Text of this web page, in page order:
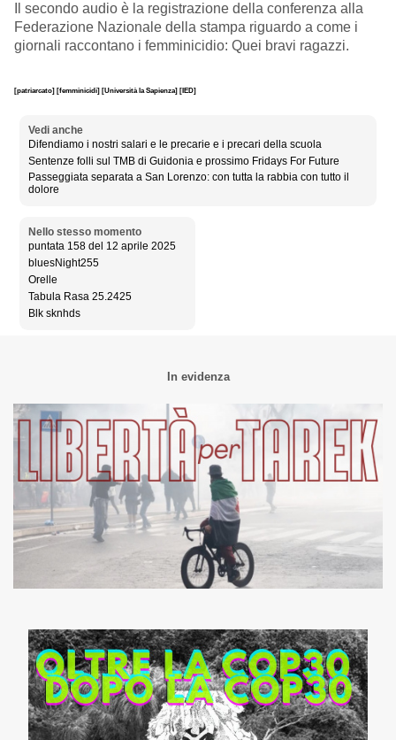
Il secondo audio è la registrazione della conferenza alla
Federazione Nazionale della stampa riguardo a come i
giornali raccontano i femminicidio: Quei bravi ragazzi.
[patriarcato] [femminicidi] [Università la Sapienza] [IED]
Vedi anche
Difendiamo i nostri salari e le precarie e i precari della scuola
Sentenze folli sul TMB di Guidonia e prossimo Fridays For Future
Passeggiata separata a San Lorenzo: con tutta la rabbia con tutto il
dolore
Nello stesso momento
puntata 158 del 12 aprile 2025
bluesNight255
Orelle
Tabula Rasa 25.2425
Blk sknhds
In evidenza